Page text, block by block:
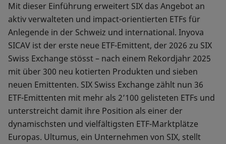
Mit dieser Einführung erweitert SIX das Angebot an
aktiv verwalteten und impact-orientierten ETFs für
Anlegende in der Schweiz und international. Inyova
SICAV ist der erste neue ETF-Emittent, der 2026 zu SIX
Swiss Exchange stösst – nach einem Rekordjahr 2025
mit über 300 neu kotierten Produkten und sieben
neuen Emittenten. SIX Swiss Exchange zählt nun 36
ETF-Emittenten mit mehr als 2’100 gelisteten ETFs und
unterstreicht damit ihre Position als einer der
dynamischsten und vielfältigsten ETF-Marktplätze
Europas. Ultumus, ein Unternehmen von SIX, stellt